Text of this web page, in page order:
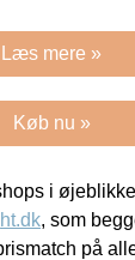
Læs mere »
Køb nu »
i
, som
på